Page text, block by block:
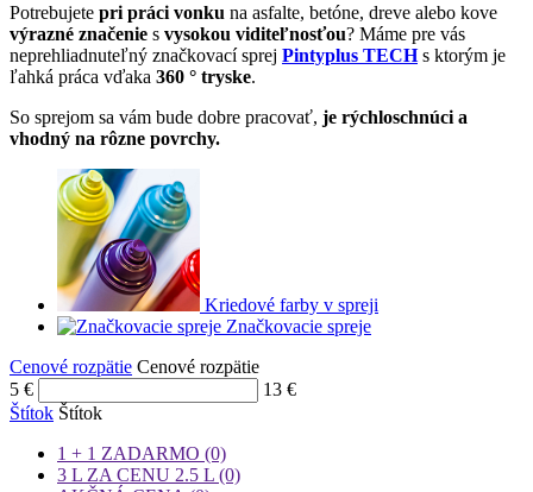
Potrebujete pri práci vonku na asfalte, betóne, dreve alebo kove
výrazné značenie s vysokou viditeľnosťou? Máme pre vás
neprehliadnuteľný značkovací sprej Pintyplus TECHs ktorým je
ľahká práca vďaka 360 ° tryske.
So sprejom sa vám bude dobre pracovať, je rýchloschnúci a
vhodný na rôzne povrchy.
Kriedové farby v spreji
Značkovacie spreje
Cenové rozpätie Cenové rozpätie
5 € 13 €
Štítok Štítok
1 + 1 ZADARMO (0)
3 L ZA CENU 2.5 L (0)